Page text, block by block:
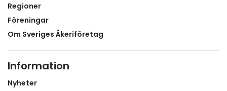
Regioner
Föreningar
Om Sveriges Åkeriföretag
Information
Nyheter